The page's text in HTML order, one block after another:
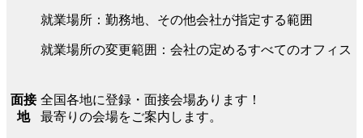
就業場所：勤務地、その他会社が指定する範囲
就業場所の変更範囲：会社の定めるすべてのオフィス
面接
地
全国各地に登録・面接会場あります！
最寄りの会場をご案内します。